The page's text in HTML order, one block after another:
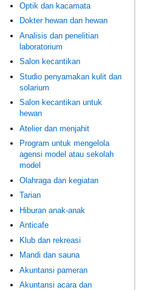
Optik dan kacamata
Dokter hewan dan hewan
Analisis dan penelitian
laboratorium
Salon kecantikan
Studio penyamakan kulit dan
solarium
Salon kecantikan untuk
hewan
Atelier dan menjahit
Program untuk mengelola
agensi model atau sekolah
model
Olahraga dan kegiatan
Tarian
Hiburan anak-anak
Anticafe
Klub dan rekreasi
Mandi dan sauna
Akuntansi pameran
Akuntansi acara dan